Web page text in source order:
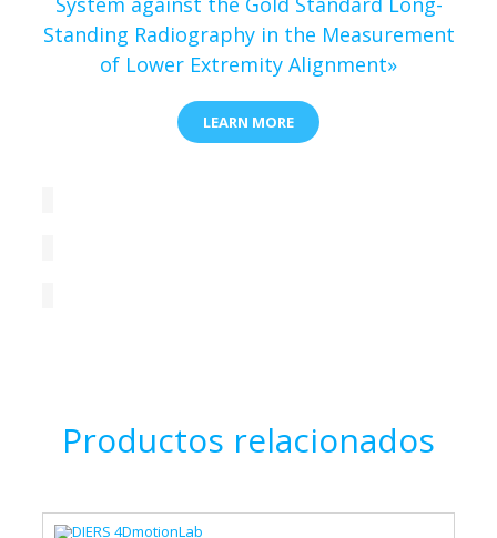
Standing Radiography in the Measurement
of Lower Extremity Alignment»
LEARN MORE
Productos relacionados